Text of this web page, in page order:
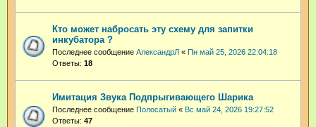
Кто может набросать эту схему для запитки
инкубатора ?
Последнее сообщение АлександрЛ « Пн май 25, 2026 22:04:18
Ответы: 18
Имитация Звука Подпрыгивающего Шарика
Последнее сообщение Полосатый « Вс май 24, 2026 19:27:52
Ответы: 47